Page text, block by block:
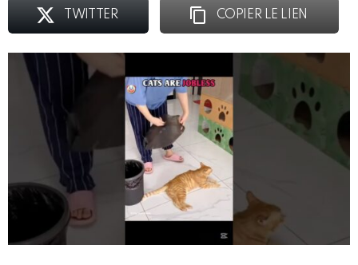
TWITTER COPIER LE LIEN